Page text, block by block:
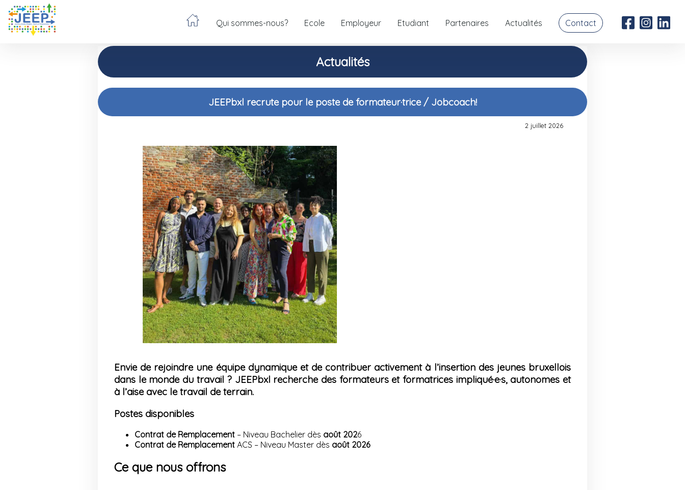
Qui sommes-nous? Ecole Employeur Etudiant Partenaires Actualités Contact
Actualités
JEEPbxl recrute pour le poste de formateur·trice / Jobcoach!
2 juillet 2026
Envie de rejoindre une équipe dynamique et de contribuer activement à l’insertion des jeunes bruxellois
dans le monde du travail ? JEEPbxl recherchedes formateurs et formatrices impliqué·e·s, autonomes et
à l’aise avec le travail de terrain.
Postes disponibles
Contrat de Remplacement – Niveau Bachelier dès août 2026
Contrat de Remplacement ACS – Niveau Master dès août 2026
Ce que nous offrons